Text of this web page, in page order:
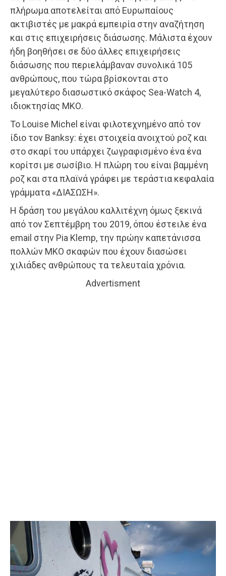
πλήρωμα αποτελείται από Ευρωπαίους
ακτιβιστές με μακρά εμπειρία στην αναζήτηση
και στις επιχειρήσεις διάσωσης. Μάλιστα έχουν
ήδη βοηθήσει σε δύο άλλες επιχειρήσεις
διάσωσης που περιελάμβαναν συνολικά 105
ανθρώπους, που τώρα βρίσκονται στο
μεγαλύτερο διασωστικό σκάφος Sea-Watch 4,
ιδιοκτησίας ΜΚΟ.
Το Louise Michel είναι φιλοτεχνημένο από τον
ίδιο τον Banksy: έχει στοιχεία ανοιχτού ροζ και
στο σκαρί του υπάρχει ζωγραφισμένο ένα ένα
κορίτσι με σωσίβιο. Η πλώρη του είναι βαμμένη
ροζ και στα πλαϊνά γράφει με τεράστια κεφαλαία
γράμματα «ΔΙΑΣΩΣΗ».
Η δράση του μεγάλου καλλιτέχνη όμως ξεκινά
από τον Σεπτέμβρη του 2019, όπου έστειλε ένα
email στην Pia Klemp, την πρώην καπετάνισσα
πολλών ΜΚΟ σκαφών που έχουν διασώσει
χιλιάδες ανθρώπους τα τελευταία χρόνια.
Advertisment